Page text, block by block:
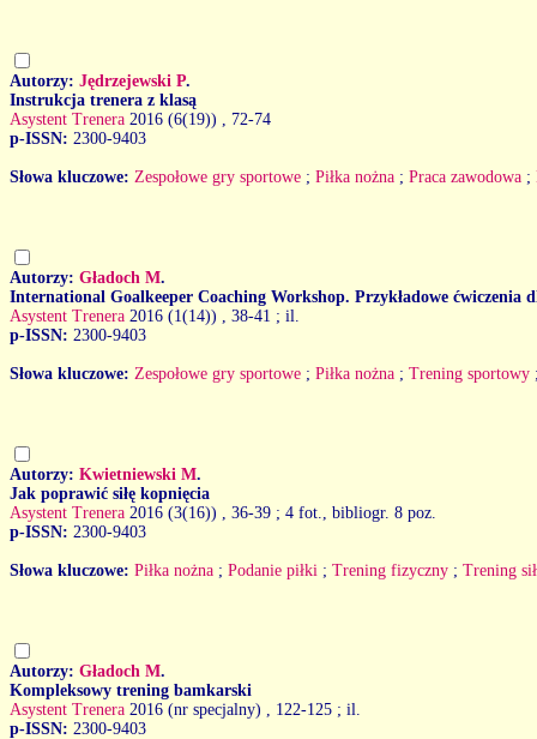
Autorzy: Jędrzejewski P.
Instrukcja trenera z klasą
Asystent Trenera 2016 (6(19))
, 72-74
p-ISSN: 2300-9403
Słowa kluczowe: Zespołowe gry sportowe ; Piłka nożna ; Praca zawodowa ;
Autorzy: Gładoch M.
International Goalkeeper Coaching Workshop. Przykładowe ćwiczenia
Asystent Trenera 2016 (1(14))
, 38-41 ; il.
p-ISSN: 2300-9403
Słowa kluczowe: Zespołowe gry sportowe ; Piłka nożna ; Trening sportowy
Autorzy: Kwietniewski M.
Jak poprawić siłę kopnięcia
Asystent Trenera 2016 (3(16))
, 36-39 ; 4 fot., bibliogr. 8 poz.
p-ISSN: 2300-9403
Słowa kluczowe: Piłka nożna ; Podanie piłki ; Trening fizyczny ; Trening
Autorzy: Gładoch M.
Kompleksowy trening bamkarski
Asystent Trenera 2016 (nr specjalny)
, 122-125 ; il.
p-ISSN: 2300-9403